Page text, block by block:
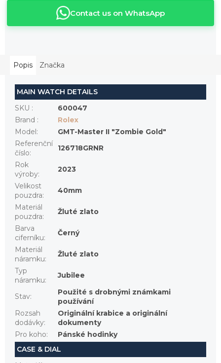
Contact us on WhatsApp
Popis Značka
MAIN WATCH DETAILS
SKU :
600047
Brand :
Rolex
Model :
GMT-Master II "Zombie Gold"
Referenční
číslo:
126718GRNR
Rok
výroby:
2023
Velikost
pouzdra:
40mm
Materiál
pouzdra:
Žluté zlato
Barva
ciferníku:
Černý
Materiál
náramku:
Žluté zlato
Typ
náramku:
Jubilee
Stav:
Použité s drobnými známkami
používání
Rozsah
dodávky:
Originální krabice a originální
dokumenty
Pro koho:
Pánské hodinky
CASE & DIAL